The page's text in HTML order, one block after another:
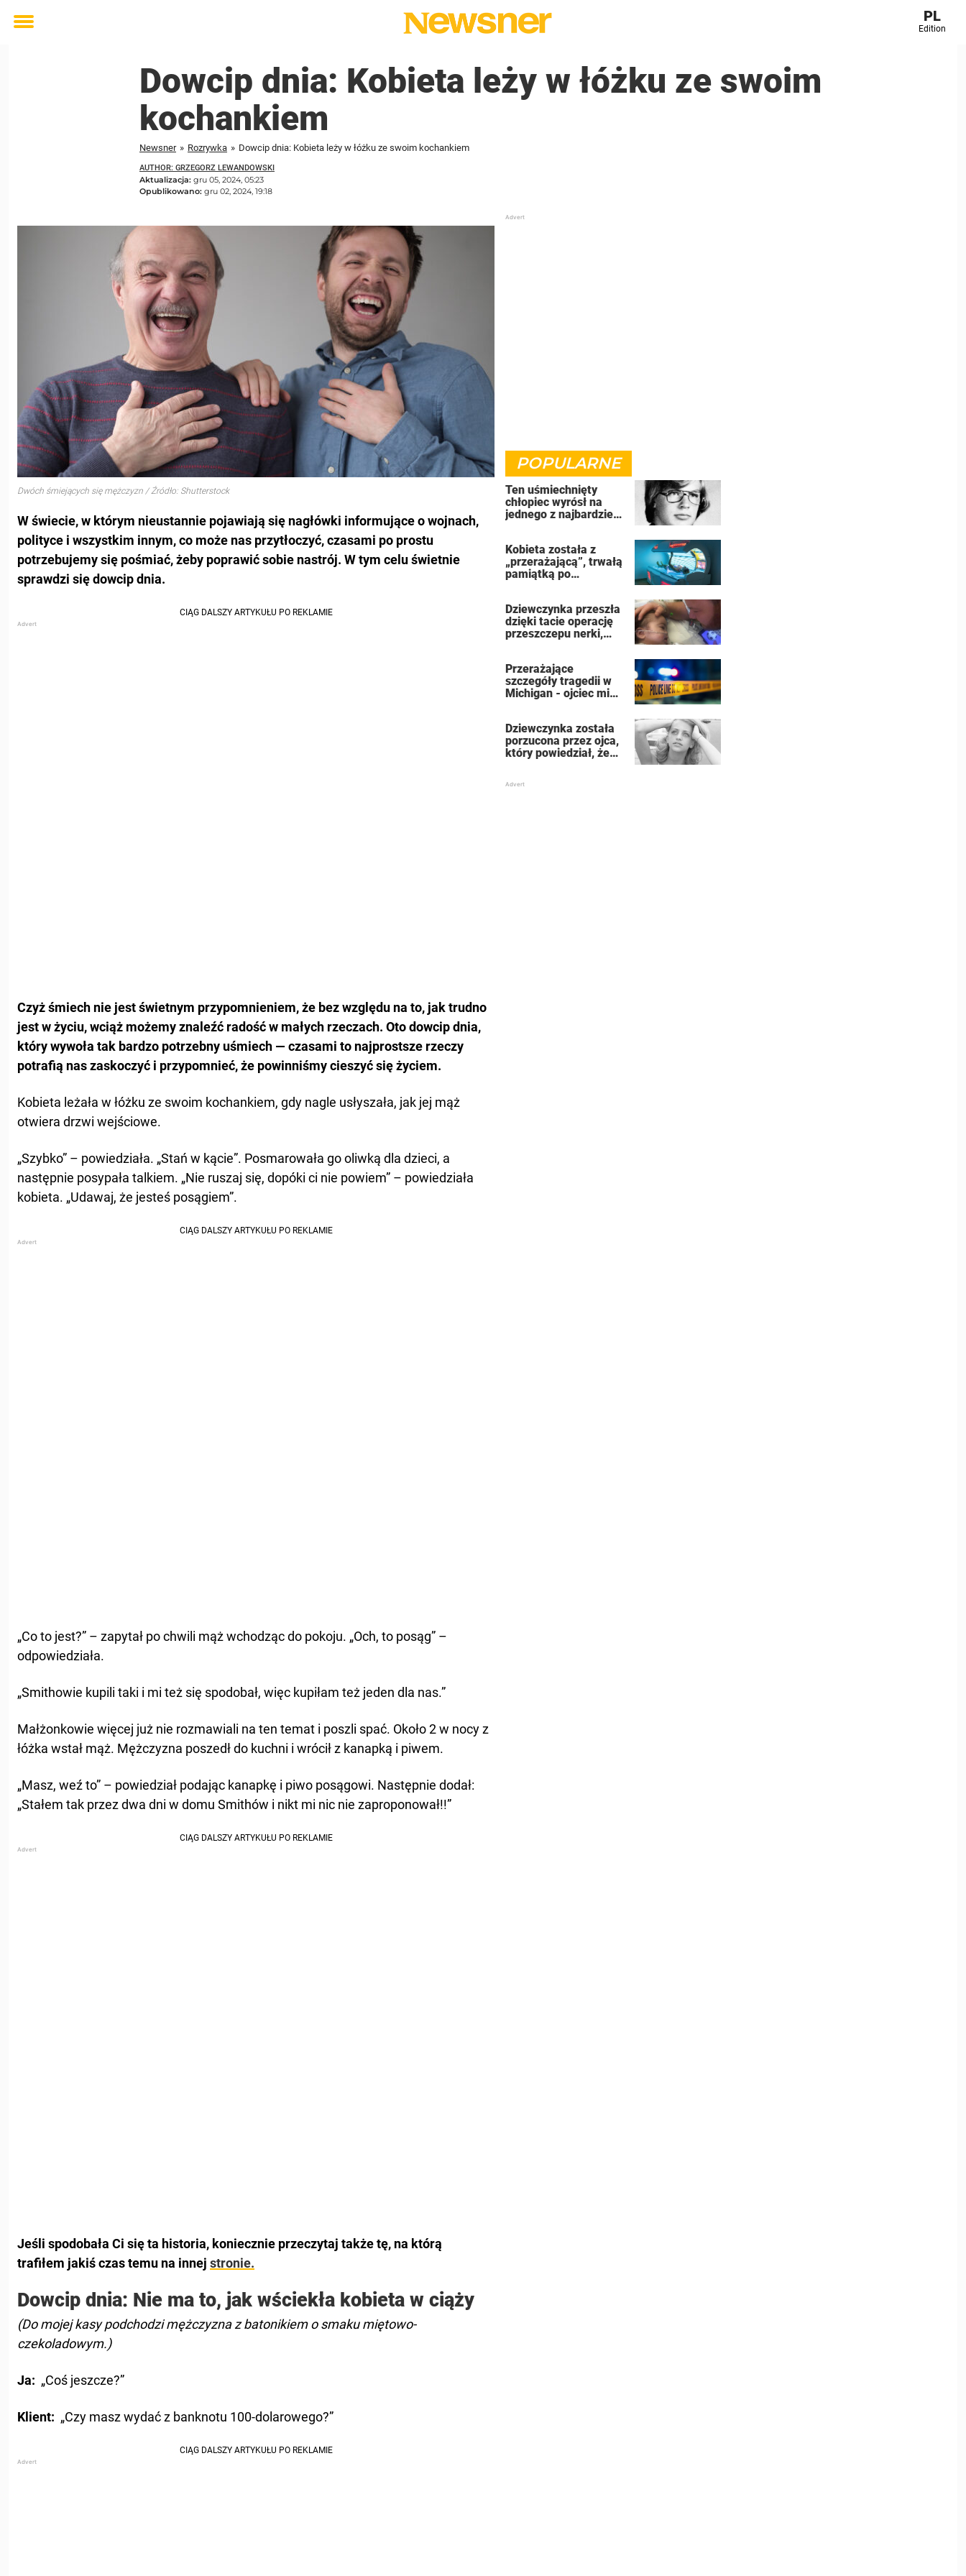
Toggle
PL
Edition
Dowcip dnia: Kobieta leży w łóżku ze swoim
kochankiem
Newsner » Rozrywka » Dowcip dnia: Kobieta leży w łóżku ze swoim kochankiem
AUTHOR: GRZEGORZ LEWANDOWSKI
Aktualizacja: gru 05, 2024, 05:23
Opublikowano: gru 02, 2024, 19:18
Dwóch śmiejących się mężczyzn / Źródło: Shutterstock
W świecie, w którym nieustannie pojawiają się nagłówki informujące o wojnach,
polityce i wszystkim innym, co może nas przytłoczyć, czasami po prostu
potrzebujemy się pośmiać, żeby poprawić sobie nastrój. W tym celu świetnie
sprawdzi się dowcip dnia.
Czyż śmiech nie jest świetnym przypomnieniem, że bez względu na to, jak trudno
jest w życiu, wciąż możemy znaleźć radość w małych rzeczach. Oto dowcip dnia,
który wywoła tak bardzo potrzebny uśmiech — czasami to najprostsze rzeczy
potrafią nas zaskoczyć i przypomnieć, że powinniśmy cieszyć się życiem.
Kobieta leżała w łóżku ze swoim kochankiem, gdy nagle usłyszała, jak jej mąż
otwiera drzwi wejściowe.
„Szybko” – powiedziała. „Stań w kącie”. Posmarowała go oliwką dla dzieci, a
następnie posypała talkiem. „Nie ruszaj się, dopóki ci nie powiem” – powiedziała
kobieta. „Udawaj, że jesteś posągiem”.
„Co to jest?” – zapytał po chwili mąż wchodząc do pokoju. „Och, to posąg” –
odpowiedziała.
„Smithowie kupili taki i mi też się spodobał, więc kupiłam też jeden dla nas.”
Małżonkowie więcej już nie rozmawiali na ten temat i poszli spać. Około 2 w nocy z
łóżka wstał mąż. Mężczyzna poszedł do kuchni i wrócił z kanapką i piwem.
„Masz, weź to” – powiedział podając kanapkę i piwo posągowi. Następnie dodał:
„Stałem tak przez dwa dni w domu Smithów i nikt mi nic nie zaproponował!!”
Jeśli spodobała Ci się ta historia, koniecznie przeczytaj także tę, na którą
trafiłem jakiś czas temu na innej stronie.
Dowcip dnia: Nie ma to, jak wściekła kobieta w ciąży
(Do mojej kasy podchodzi mężczyzna z batonikiem o smaku miętowo-
czekoladowym.)
Ja: „Coś jeszcze?”
Klient: „Czy masz wydać z banknotu 100-dolarowego?”
POPULARNE
Ten uśmiechnięty
chłopiec wyrósł na
jednego z najbardziej
Kobieta została z
„przerażającą”, trwałą
pamiątką po
Dziewczynka przeszła
dzięki tacie operację
przeszczepu nerki,
Przerażające
szczegóły tragedii w
Michigan - ojciec miał
siebie
Dziewczynka została
porzucona przez ojca,
który powiedział, że
znaną aktorką